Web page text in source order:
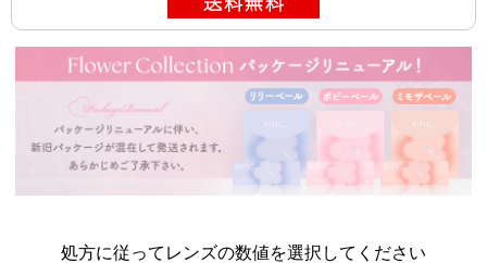
処方に従ってレンズの数値を選択してください